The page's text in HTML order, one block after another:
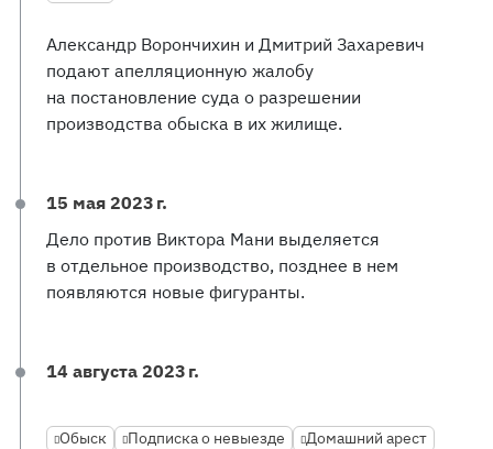
Александр Ворончихин и Дмитрий Захаревич
подают апелляционную жалобу
на постановление суда о разрешении
производства обыска в их жилище.
15 мая 2023 г.
Дело против Виктора Мани выделяется
в отдельное производство, позднее в нем
появляются новые фигуранты.
14 августа 2023 г.
Обыск Подписка о невыезде
Домашний арест